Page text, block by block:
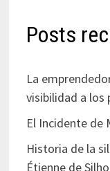
Posts
La
visibilidad a los
El Incidente de
Historia de la
Étienne de